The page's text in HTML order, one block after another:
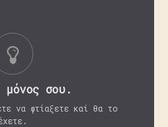
μόνος σου.
να φτίαξετε καί θα το